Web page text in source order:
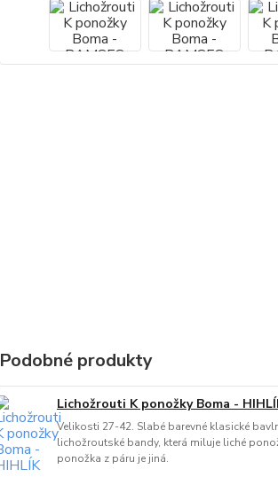
Podobné produkty
Lichožrouti K ponožky Boma -
Velikosti 27-42. Slabé barevné klasické
lichožroutské bandy, která miluje liché
ponožka z páru je jiná.